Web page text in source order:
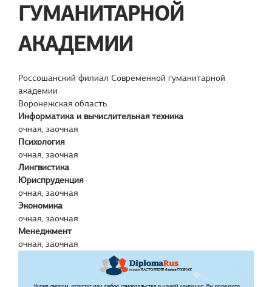
ГУМАНИТАРНОЙ
АКАДЕМИИ
Россошанский филиал Современной гуманитарной
академии
Воронежская область
Информатика и вычислительная техника
очная, заочная
Психология
очная, заочная
Лингвистика
Юриспруденция
очная, заочная
Экономика
очная, заочная
Менеджмент
очная, заочная